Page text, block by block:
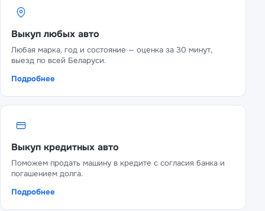
Выкуп любых авто
Любая марка, год и состояние — оценка за 30 минут,
выезд по всей Беларуси.
Подробнее
Выкуп кредитных авто
Поможем продать машину в кредите с согласия банка и
погашением долга.
Подробнее